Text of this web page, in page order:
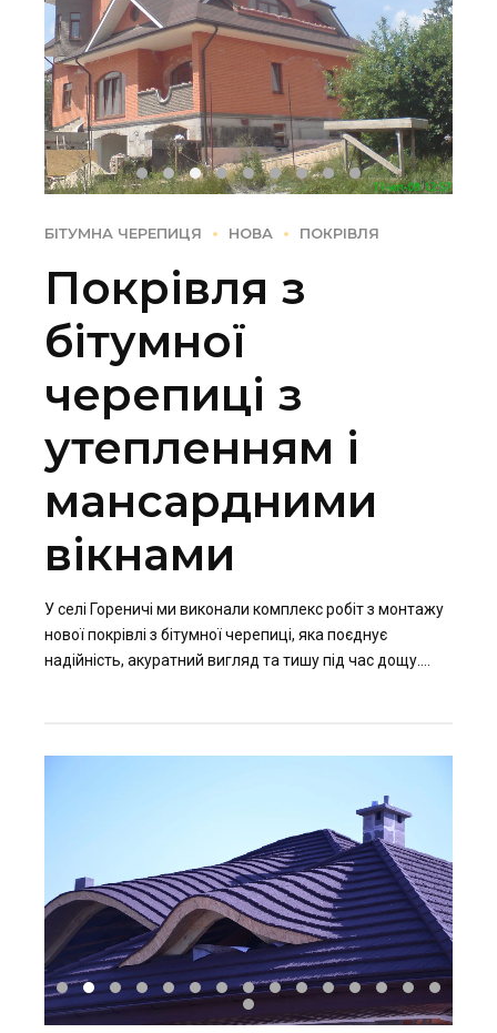
БІТУМНА ЧЕРЕПИЦЯ НОВА ПОКРІВЛЯ
Покрівля з
бітумної
черепиці з
утепленням і
мансардними
вікнами
У селі Гореничі ми виконали комплекс робіт з монтажу
нової покрівлі з бітумної черепиці, яка поєднує
надійність, акуратний вигляд та тишу під час дощу.